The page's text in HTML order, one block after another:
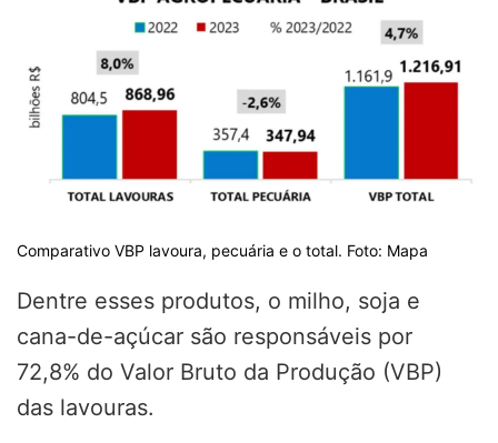
Comparativo VBP lavoura, pecuária e o total. Foto: Mapa
Dentre esses produtos, o milho, soja e
cana-de-açúcar são responsáveis por
72,8% do Valor Bruto da Produção (VBP)
das lavouras.